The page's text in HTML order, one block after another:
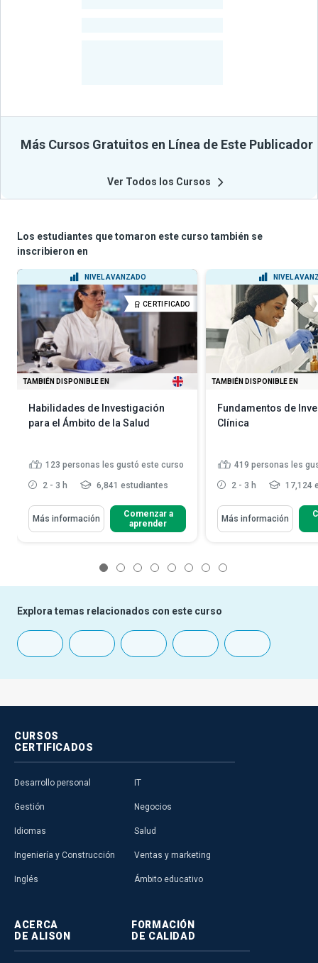
Más Cursos Gratuitos en Línea de Este Publicador
Ver Todos los Cursos
Los estudiantes que tomaron este curso también se
inscribieron en
NIVEL AVANZADO
CERTIFICADO
TAMBIÉN DISPONIBLE EN
Habilidades de Investigación
para el Ámbito de la Salud
123 personas les gustó este curso
2 - 3 h 6,841 estudiantes
Más información
Comenzar a
aprender
NIVEL
TAMBIÉN DISPONIBLE EN
Fundamentos de
Clínica
419 personas les
2 - 3 h 17,124
Más información
Explora temas relacionados con este curso
CURSOS
CERTIFICADOS
Desarrollo personal
Gestión
Idiomas
Ingeniería y Construcción
Inglés
IT
Negocios
Salud
Ventas y marketing
Ámbito educativo
ACERCA
DE ALISON
FORMACIÓN
DE CALIDAD